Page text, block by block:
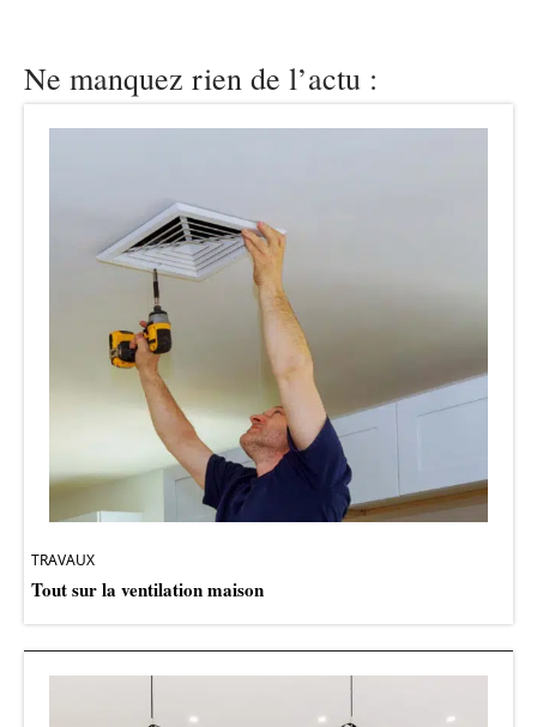
Ne manquez rien de l’actu :
TRAVAUX
Tout sur la ventilation maison